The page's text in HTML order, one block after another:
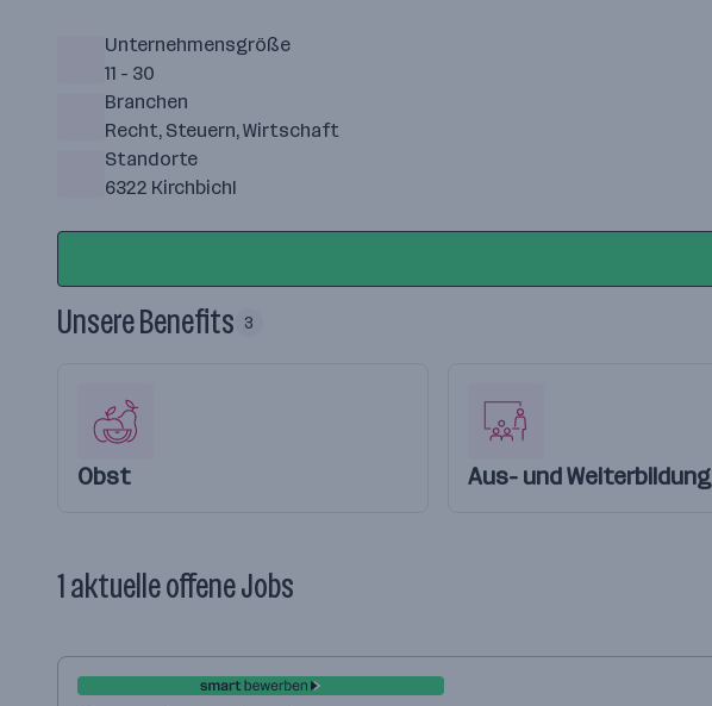
Unternehmensgröße
11 - 30
Branchen
Recht, Steuern, Wirtschaft
Standorte
6322 Kirchbichl
Unsere Benefits 3
Obst Aus- und Weiterbildung
1 aktuelle offene Jobs